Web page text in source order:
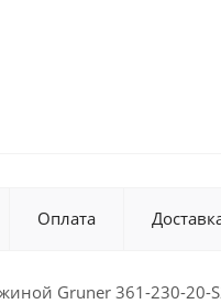
Оплата
Gruner 361-230-